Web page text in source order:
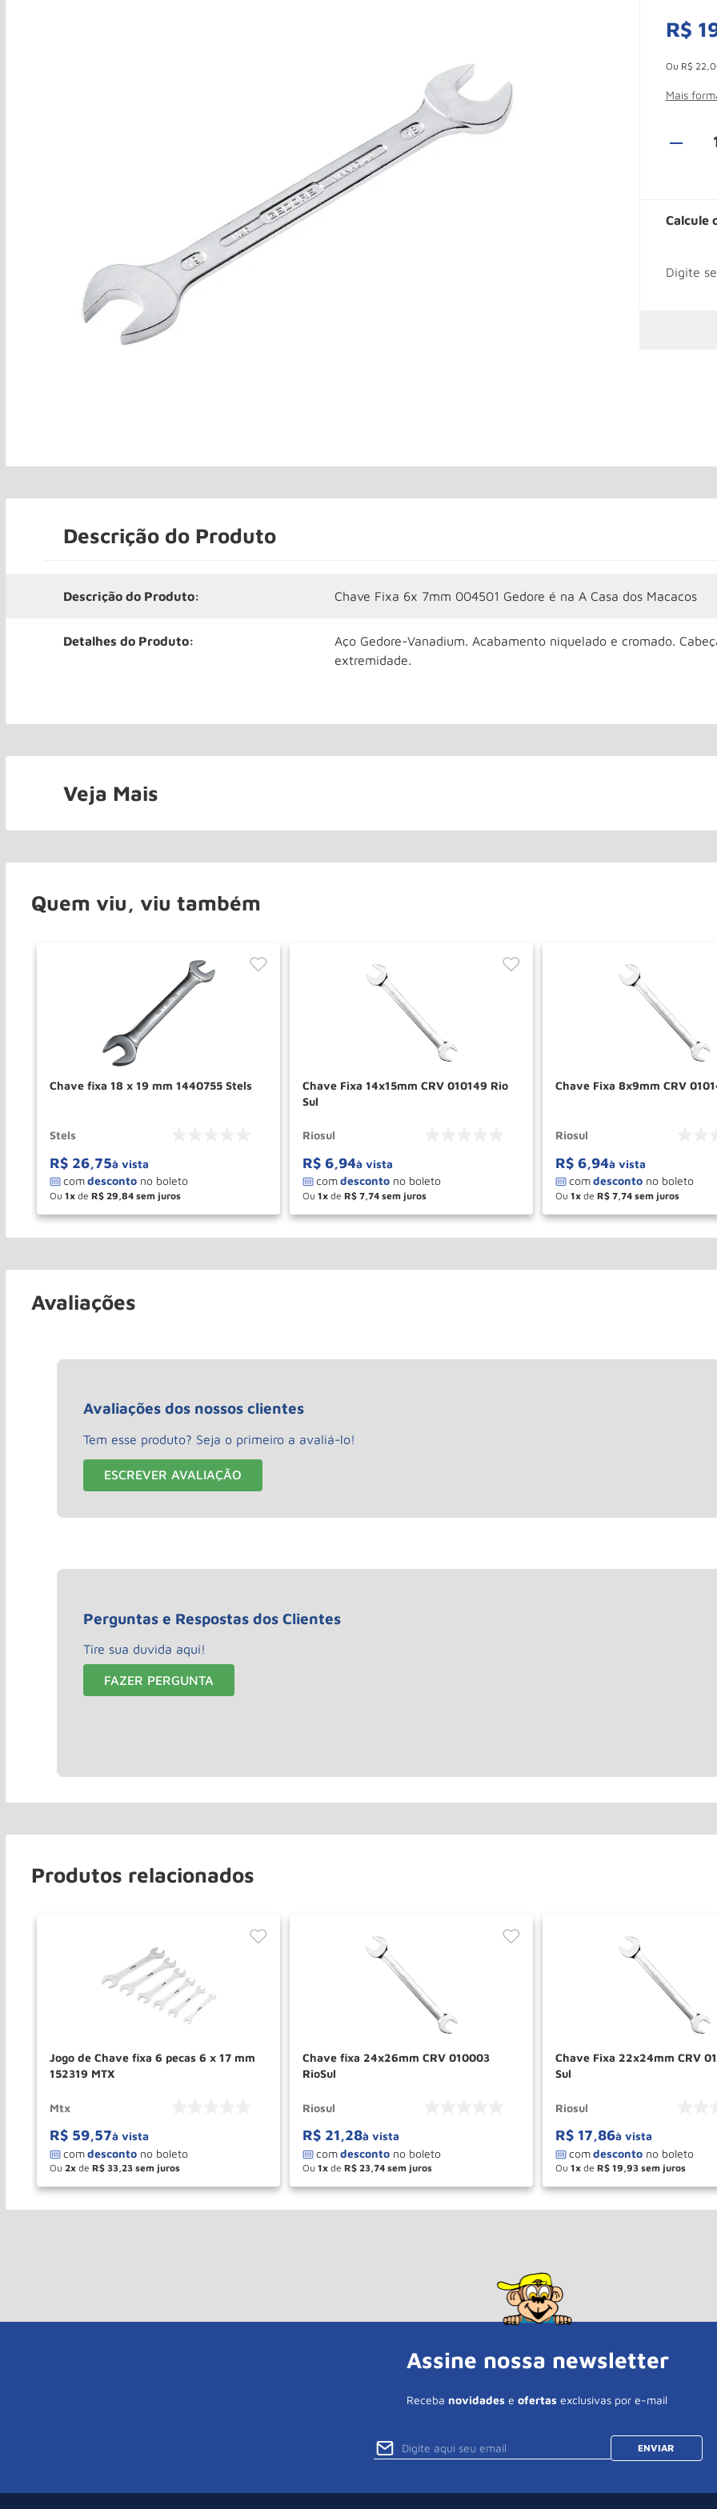
R$
Ou R$ 22
Mais
Calcule
Descrição do Produto
Descrição do Produto: Chave Fixa 6x 7mm 004501 Gedore é na A Casa dos Macacos
Detalhes do Produto:
Aço Gedore-Vanadium. Acabamento niquelado e cromado.
extremidade.
Veja Mais
Quem viu, viu também
Chave fixa 18 x 19 mm 1440755 Stels
Stels
R$ 26,75à vista
Ou 1 de R$ 29 84
＋
－ COMPRAR
Chave Fixa 14x15mm CRV 010149 Rio
Sul
Riosul
R$ 6,94à vista
Ou 1 de R$ 7 74
＋
－ COMPRAR
Chave Fixa 8x9mm CRV
Riosul
R$ 6,94à vista
Ou 1 de R$ 7 74
＋
－
Avaliações
Avaliações dos nossos clientes
Tem esse produto? Seja o primeiro a avaliá-lo!
ESCREVER AVALIAÇÃO
Perguntas e Respostas dos Clientes
Tire sua duvida aqui!
FAZER PERGUNTA
Produtos relacionados
Jogo de Chave fixa 6 pecas 6 x 17 mm
152319 MTX
Mtx
R$ 59,57à vista
Ou 2 de R$ 33,23
＋
－ COMPRAR
Chave fixa 24x26mm CRV 010003
RioSul
Riosul
R$ 21,28à vista
Ou 1 de R$ 23,74
＋
－ COMPRAR
Chave Fixa 22x24mm CRV
Sul
Riosul
R$ 17,86à vista
Ou 1 de R$ 19,93
＋
－
Assine nossa newsletter
Receba novidades e ofertas exclusivas por e-mail
ENVIAR